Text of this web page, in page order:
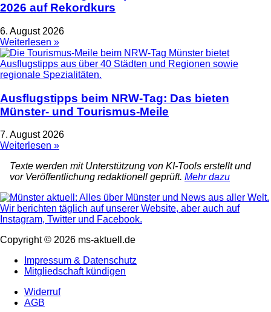
2026 auf Rekordkurs
6. August 2026
Weiterlesen »
Ausflugstipps beim NRW-Tag: Das bieten
Münster- und Tourismus-Meile
7. August 2026
Weiterlesen »
Texte werden mit Unterstützung von KI-Tools erstellt und
vor Veröffentlichung redaktionell geprüft. Mehr dazu
Copyright © 2026 ms-aktuell.de
Impressum & Datenschutz
Mitgliedschaft kündigen
Widerruf
AGB